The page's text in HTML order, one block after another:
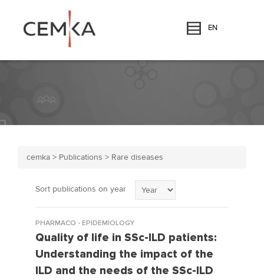
EN
cemka > Publications > Rare diseases
Sort publications on year
PHARMACO - EPIDEMIOLOGY
Quality of life in SSc-ILD patients:
Understanding the impact of the
ILD and the needs of the SSc-ILD